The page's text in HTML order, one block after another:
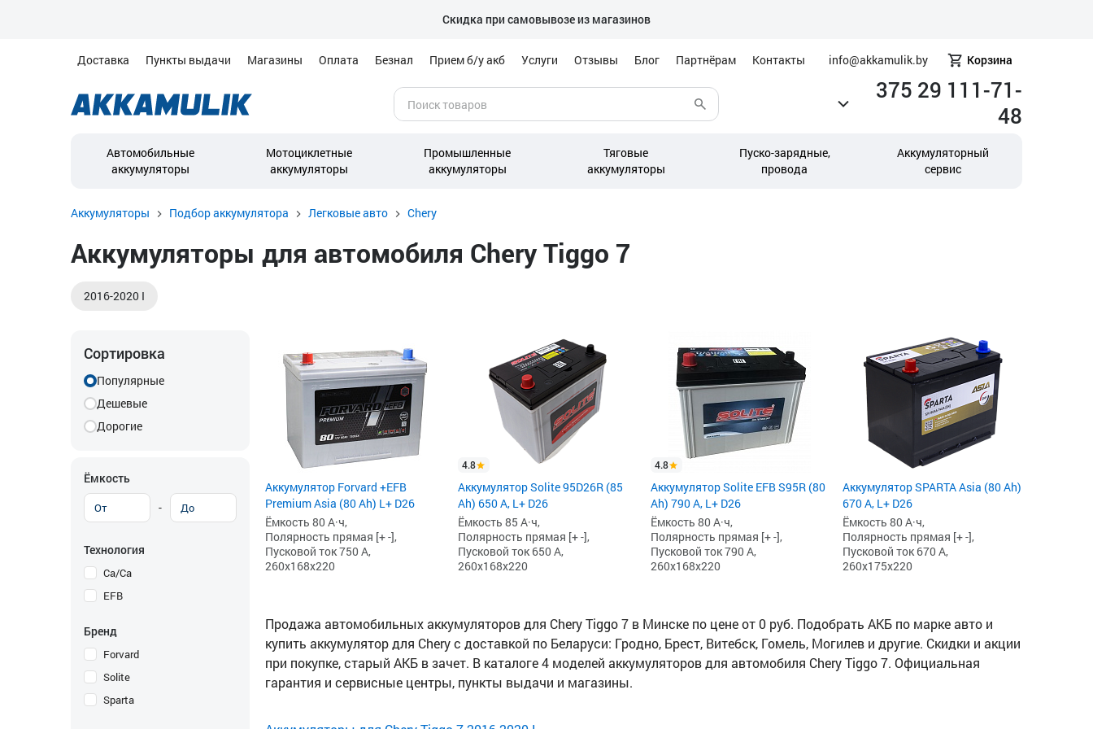
Скидка при самовывозе из магазинов
Доставка Пункты выдачи Магазины Оплата Безнал Прием б/у акб Услуги Отзывы Блог Партнёрам Контакты info@akkamulik.by Корзина
375 29 111-71-
48
Автомобильные
аккумуляторы
Мотоциклетные
аккумуляторы
Промышленные
аккумуляторы
Тяговые
аккумуляторы
Пуско-зарядные,
провода
Аккумуляторный
сервис
Аккумуляторы Подбор аккумулятора Легковые авто Chery
Аккумуляторы для автомобиля Chery Tiggo 7
2016-2020 I
Сортировка
Популярные
Дешевые
Дорогие
Ёмкость
-
Технология
Ca/Ca
EFB
Бренд
Forvard
Solite
Sparta
Аккумулятор Forvard +EFB
Premium Asia (80 Ah) L+ D26
Ёмкость 80 А·ч,
Полярность прямая [+ -],
Пусковой ток 750 А,
260x168x220
4.8
Аккумулятор Solite 95D26R (85
Ah) 650 А, L+ D26
Ёмкость 85 А·ч,
Полярность прямая [+ -],
Пусковой ток 650 А,
260x168x220
4.8
Аккумулятор Solite EFB S95R (80
Ah) 790 А, L+ D26
Ёмкость 80 А·ч,
Полярность прямая [+ -],
Пусковой ток 790 А,
260x168x220
Аккумулятор SPARTA Asia (80 Ah)
670 А, L+ D26
Ёмкость 80 А·ч,
Полярность прямая [+ -],
Пусковой ток 670 А,
260x175x220
Продажа автомобильных аккумуляторов для Chery Tiggo 7 в Минске по цене от 0 руб. Подобрать АКБ по марке авто и
купить аккумулятор для Chery с доставкой по Беларуси: Гродно, Брест, Витебск, Гомель, Могилев и другие. Скидки и акции
при покупке, старый АКБ в зачет. В каталоге 4 моделей аккумуляторов для автомобиля Chery Tiggo 7. Официальная
гарантия и сервисные центры, пункты выдачи и магазины.